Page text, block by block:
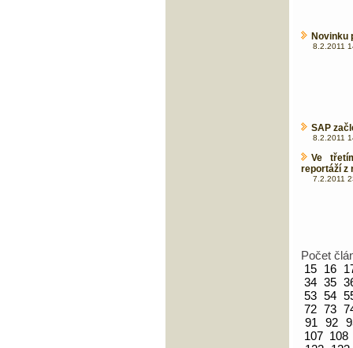
Novinku
8.2.2011
SAP
8.2.2011
Ve
reportáží z
7.2.2011
Počet
15 16
34 35
53 54
72 73
91
92
107 108